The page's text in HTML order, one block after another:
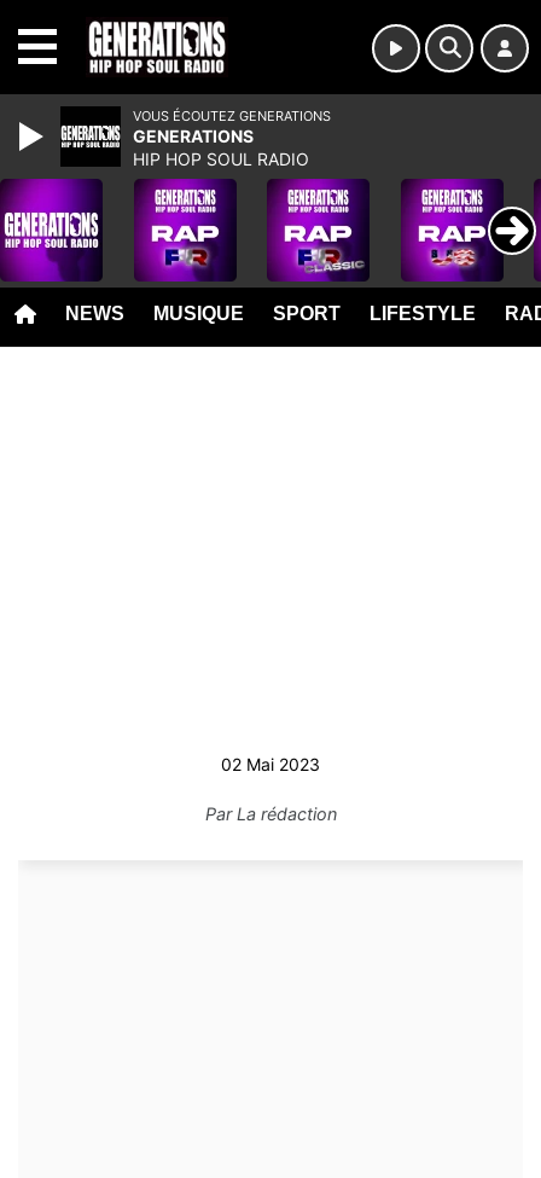
NEWS MUSIQUE SPORT LIFESTYLE
02 Mai 2023
ParLa rédaction
VOUS ÉCOUTEZ GENERATIONS
GENERATIONS
HIP HOP SOUL RADIO